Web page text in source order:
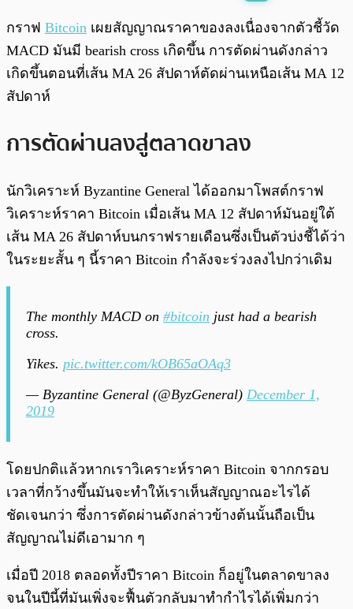
0:00
กราฟ Bitcoin เผยสัญญาณราคาของลงเนื่องจากตัวชี้วัด
MACD มันมี bearish cross เกิดขึ้น การตัดผ่านดังกล่าว
เกิดขึ้นตอนที่เส้น MA 26 สัปดาห์ตัดผ่านเหนือเส้น MA 12
สัปดาห์
การตัดผ่านลงสู่ตลาดขาลง
นักวิเคราะห์ Byzantine General ได้ออกมาโพสต์กราฟ
วิเคราะห์ราคา Bitcoin เมื่อเส้น MA 12 สัปดาห์มันอยู่ใต้
เส้น MA 26 สัปดาห์บนกราฟรายเดือนซึ่งเป็นตัวบ่งชี้ได้ว่า
ในระยะสั้น ๆ นี้ราคา Bitcoin กำลังจะร่วงลงไปกว่าเดิม
The monthly MACD on #bitcoin just had a bearish
cross.
Yikes. pic.twitter.com/kOB65aOAq3
— Byzantine General (@ByzGeneral) December 1,
2019
โดยปกติแล้วหากเราวิเคราะห์ราคา Bitcoin จากกรอบ
เวลาที่กว้างขึ้นมันจะทำให้เราเห็นสัญญาณอะไรได้
ชัดเจนกว่า ซึ่งการตัดผ่านดังกล่าวข้างต้นนั้นถือเป็น
สัญญาณไม่ดีเอามาก ๆ
เมื่อปี 2018 ตลอดทั้งปีราคา Bitcoin ก็อยู่ในตลาดขาลง
จนในปีนี้ที่มันเพิ่งจะฟื้นตัวกลับมาทำกำไรได้เพิ่มกว่า